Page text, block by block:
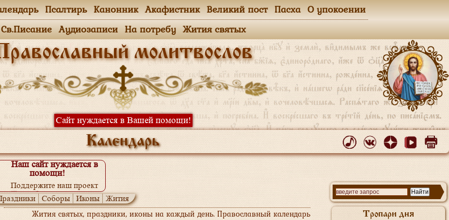
молитвослов
Сайт нуждается в Вашей помощи!
Календарь
Псалтирь Канонник Акафистник Великий пост Пасха О упокоении
Св.Писание Аудиозаписи На потребу Жития святых
Наш сайт нуждается в
помощи!
Поддержите наш проект
Подробнее...Соборы Иконы Жития
Жития святых, праздники, иконы на каждый день. Православный календарь Тропари дня